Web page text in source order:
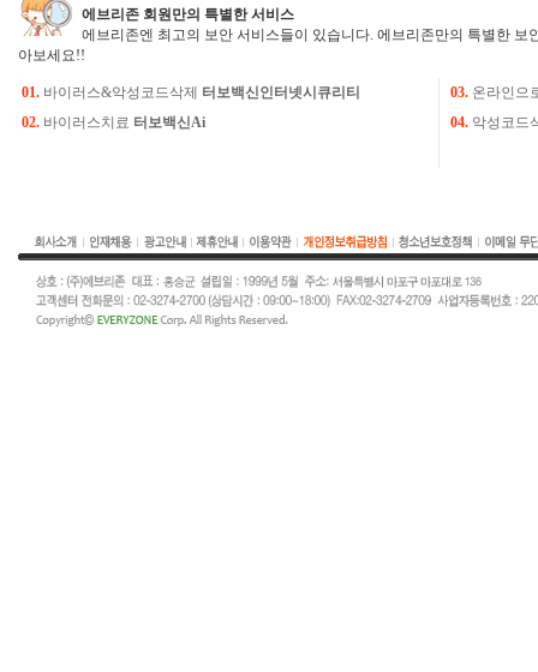
에브리존 회원만의 특별한 서비스
에브리존엔 최고의 보안 서비스들이 있습니다. 에브리존만의 특별한 보
아보세요!!
01. 바이러스&악성코드삭제 터보백신인터넷시큐리티 03. 온라인으
02. 바이러스치료 터보백신Ai 04. 악성코드